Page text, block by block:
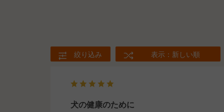
絞り込み 表示：新しい順
犬の健康のために